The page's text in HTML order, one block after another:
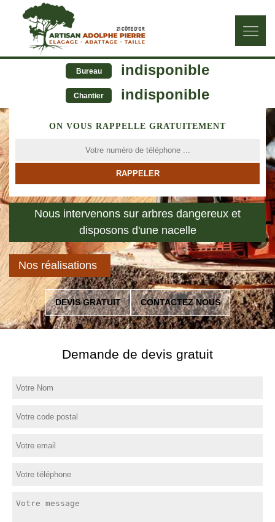
Bureau indisponible
Chantier indisponible
ON VOUS RAPPELLE GRATUITEMENT
Nous intervenons sur arbres dangereux et
disposons d'une nacelle
Nos réalisations
DEVIS GRATUIT CONTACTEZ NOUS
Demande de devis gratuit